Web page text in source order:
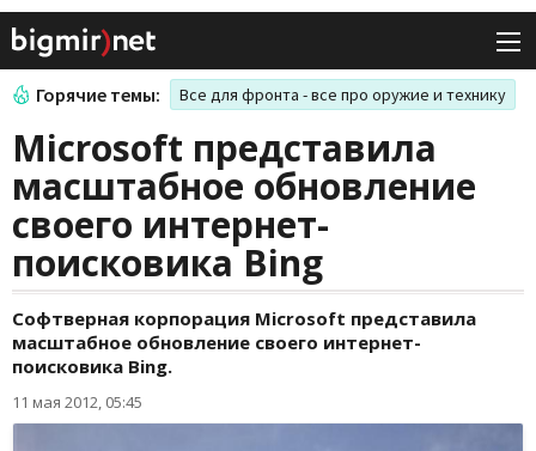
Горячие темы: Все для фронта - все про оружие и технику
Microsoft представила
масштабное обновление
своего интернет-
поисковика Bing
Софтверная корпорация Microsoft представила
масштабное обновление своего интернет-
поисковика Bing.
11 мая 2012, 05:45